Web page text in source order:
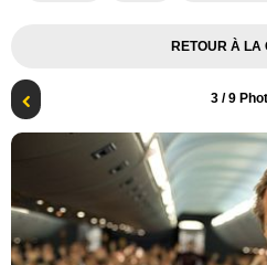
RETOUR À LA
3 / 9